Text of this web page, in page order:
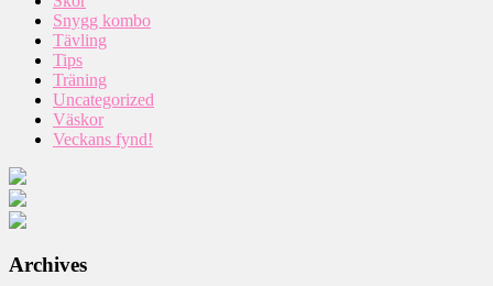
Snygg kombo
Tävling
Tips
Träning
Uncategorized
Väskor
Veckans fynd!
Archives